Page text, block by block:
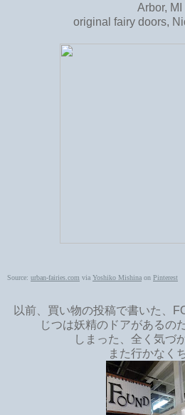
Arbor, MI
original fairy doors,
Source: urban-fairies.com via Yoshiko Mishina on Pinterest
以前、買い物の投稿で書いた、
じつは妖精のドアがあるの
しまった、全く気づ
また行かなく